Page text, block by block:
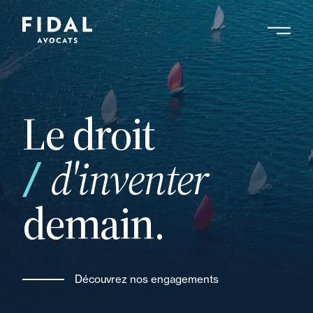
Aller
au
contenu
principalRechercher un mot clé, un professionnel ....
Le droit
d'inventer
demain.
Découvrez nos engagements